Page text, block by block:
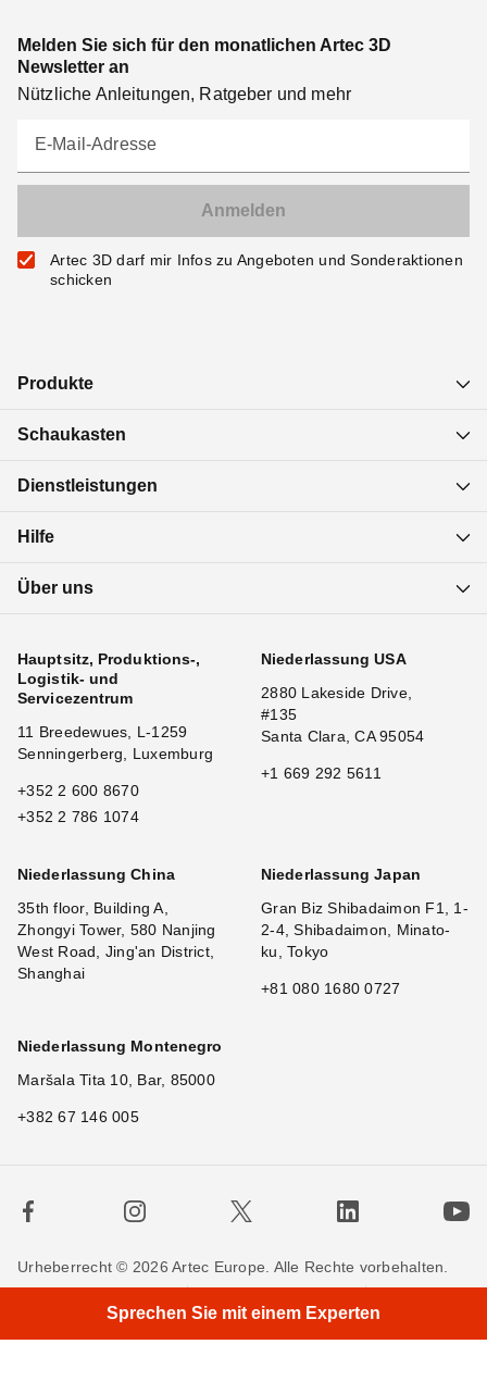
×
Melden Sie sich für den monatlichen Artec 3D
Newsletter an
Nützliche Anleitungen, Ratgeber und mehr
E-Mail-Adresse
Artec 3D darf mir Infos zu Angeboten und Sonderaktionen
schicken
Produkte
Schaukasten
Dienstleistungen
Hilfe
Über uns
Hauptsitz, Produktions-,
Logistik- und
Servicezentrum
11 Breedewues, L-1259
Senningerberg, Luxemburg
+352 2 600 8670
+352 2 786 1074
Niederlassung USA
2880 Lakeside Drive,
#135
Santa Clara, CA 95054
+1 669 292 5611
Niederlassung China
35th floor, Building A,
Zhongyi Tower, 580 Nanjing
West Road, Jing'an District,
Shanghai
Niederlassung Japan
Gran Biz Shibadaimon F1, 1-
2-4, Shibadaimon, Minato-
ku, Tokyo
+81 080 1680 0727
Niederlassung Montenegro
Maršala Tita 10, Bar, 85000
+382 67 146 005
Urheberrecht © 2026 Artec Europe. Alle Rechte vorbehalten.
Privatsphäre
Cookie-Richtlinien Kontakieren Sie uns
Sprechen Sie mit einem Experten